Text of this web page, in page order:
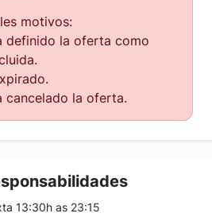
motivos:
definido la oferta como
cancelado la oferta.
13:30h as 23:15